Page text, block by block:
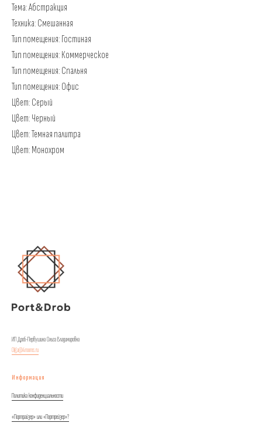
Тема: Абстракция
Техника: Смешанная
Тип помещения: Гостиная
Тип помещения: Коммерческое
Тип помещения: Спальня
Тип помещения: Офис
Цвет: Серый
Цвет: Черный
Цвет: Темная палитра
Цвет: Монохром
ИП Дроб-Первушина Ольга Владимировна
Olga@4rooms.ru
Информация
Политика конфиденциальности
«Портрайзер» или «Портрейзер»?